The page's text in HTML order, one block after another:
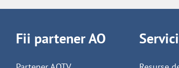
Fii partener AO